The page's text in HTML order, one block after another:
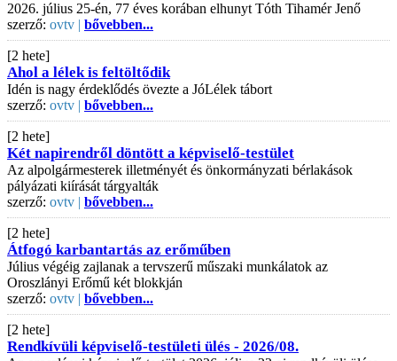
2026. július 25-én, 77 éves korában elhunyt Tóth Tihamér Jenő
szerző: ovtv | bővebben...
[2 hete]
Ahol a lélek is feltöltődik
Idén is nagy érdeklődés övezte a JóLélek tábort
szerző: ovtv | bővebben...
[2 hete]
Két napirendről döntött a képviselő-testület
Az alpolgármesterek illetményét és önkormányzati bérlakások
pályázati kiírását tárgyalták
szerző: ovtv | bővebben...
[2 hete]
Átfogó karbantartás az erőműben
Július végéig zajlanak a tervszerű műszaki munkálatok az
Oroszlányi Erőmű két blokkján
szerző: ovtv | bővebben...
[2 hete]
Rendkívüli képviselő-testületi ülés - 2026/08.